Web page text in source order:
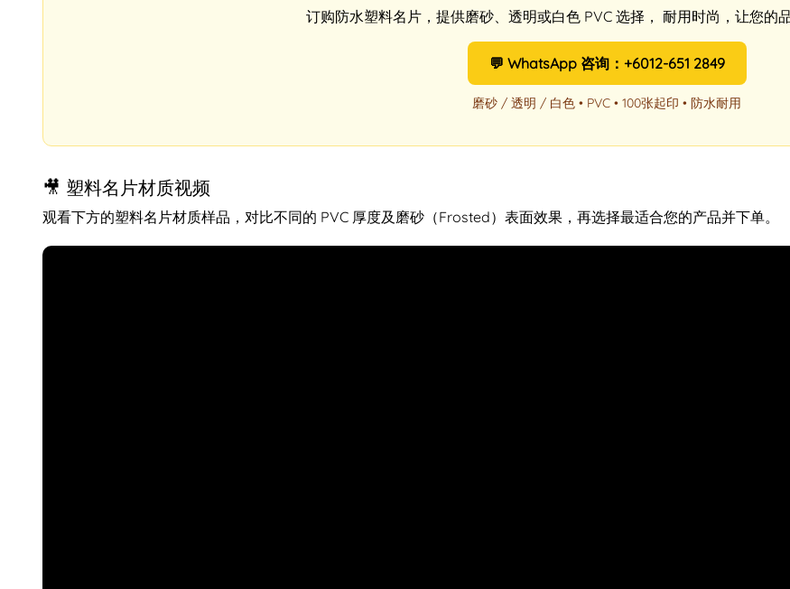
订购防水塑料名片，提供磨砂、透明或白色 PVC 选择， 耐用时尚，让您的
💬 WhatsApp 咨询：+6012-651 2849
磨砂 / 透明 / 白色 • PVC • 100张起印 • 防水耐用
🎥 塑料名片材质视频
观看下方的塑料名片材质样品，对比不同的 PVC 厚度及磨砂（Frosted）表面效果，再选择最适合您的产品并下单。